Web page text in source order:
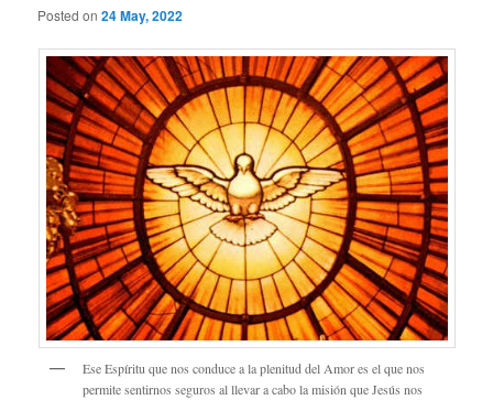
Posted on24 May, 2022
Ese Espíritu que nos conduce a la plenitud del Amor es el que nos
permite sentirnos seguros al llevar a cabo la misión que Jesús nos